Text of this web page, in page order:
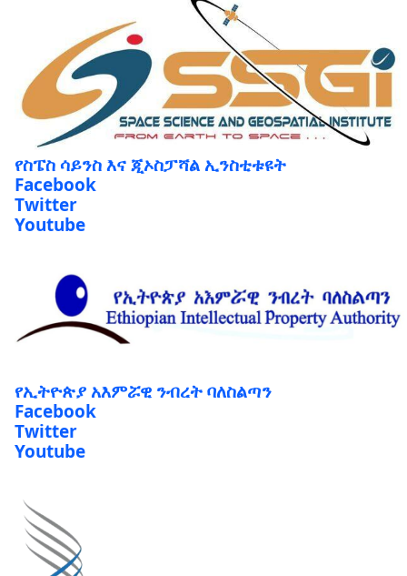
የስፔስ ሳይንስ እና ጂኦስፓሻል ኢንስቲቱዩት
Facebook
Twitter
Youtube
የኢትዮጵያ አእምሯዊ ንብረት ባለስልጣን
Facebook
Twitter
Youtube